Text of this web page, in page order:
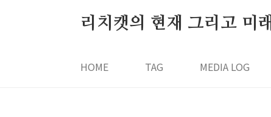
리치캣의 현재 그리고 미래
HOME TAG MEDIA LOG